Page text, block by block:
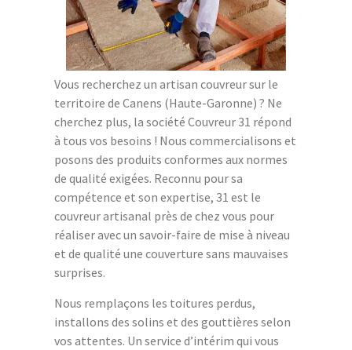
Vous recherchez un artisan couvreur sur le
territoire de Canens (Haute-Garonne) ? Ne
cherchez plus, la société Couvreur 31 répond
à tous vos besoins ! Nous commercialisons et
posons des produits conformes aux normes
de qualité exigées. Reconnu pour sa
compétence et son expertise, 31 est le
couvreur artisanal près de chez vous pour
réaliser avec un savoir-faire de mise à niveau
et de qualité une couverture sans mauvaises
surprises.
Nous remplaçons les toitures perdus,
installons des solins et des gouttières selon
vos attentes. Un service d’intérim qui vous